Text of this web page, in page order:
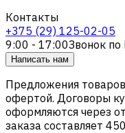
Контакты
+375 (29) 125-02-05
9:00 - 17:00Звонок по
Написать нам
Предложения товаров
офертой. Договоры
оформляются через
заказа составляет